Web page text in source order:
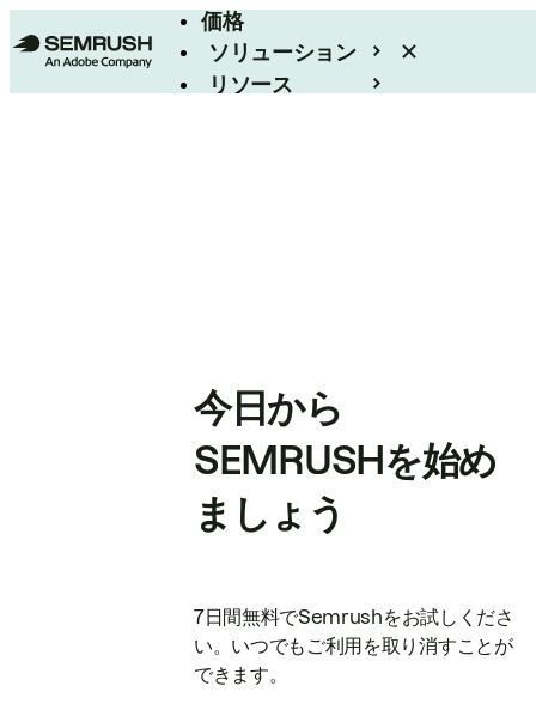
価格
ソリューション
リソース
今日から
SEMRUSHを始め
ましょう
7日間無料でSemrushをお試しくださ
い。いつでもご利用を取り消すことが
できます。